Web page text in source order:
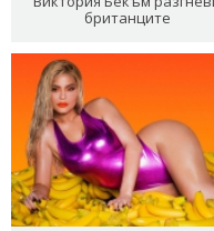
британците